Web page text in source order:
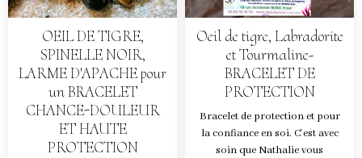
OEIL DE TIGRE,
SPINELLE NOIR,
LARME D'APACHE pour
un BRACELET
CHANCE-DOULEUR
ET HAUTE
PROTECTION
Oeil de tigre, Labradorite
et Tourmaline-
BRACELET DE
PROTECTION
Bracelet de protection et pour
la confiance en soi. C'est avec
soin que Nathalie vous